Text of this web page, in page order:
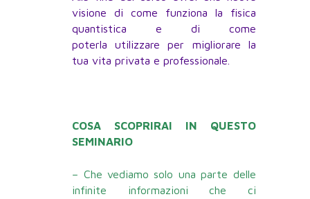
visione di come funziona la fisica
quantistica e di come
poterla utilizzare per migliorare la
tua vita privata e professionale.
COSA SCOPRIRAI IN QUESTO
SEMINARIO
– Che vediamo solo una parte delle
infinite informazioni che ci